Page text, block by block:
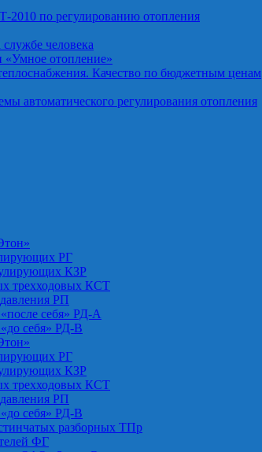
2010 по регулированию отопления
человека
«Умное отопление»
Качество по бюджетным ценам
автоматического регулирования отопления
РГ
КЗР
трехходовых КСТ
РП
себя» РД-А
себя» РД-В
РГ
КЗР
трехходовых КСТ
РП
себя» РД-В
разборных ТПр
ФГ